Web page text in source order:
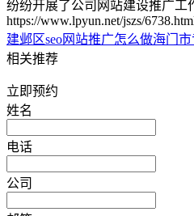
纷纷开展了公司网站建设推广工
https://www.lpyun.net/jszs/
建邺区seo网站推广怎么做海门
相关推荐
立即预约
姓名
电话
公司